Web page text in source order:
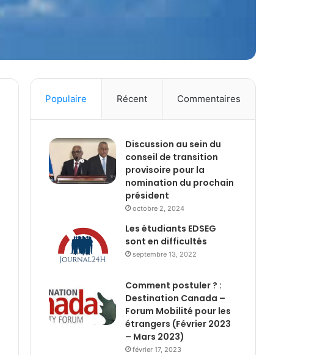
Populaire Récent Commentaires
Discussion au sein du
conseil de transition
provisoire pour la
nomination du prochain
président
octobre 2, 2024
Les étudiants EDSEG
sont en difficultés
septembre 13, 2022
Comment postuler ? :
Destination Canada –
Forum Mobilité pour les
étrangers (Février 2023
– Mars 2023)
février 17, 2023